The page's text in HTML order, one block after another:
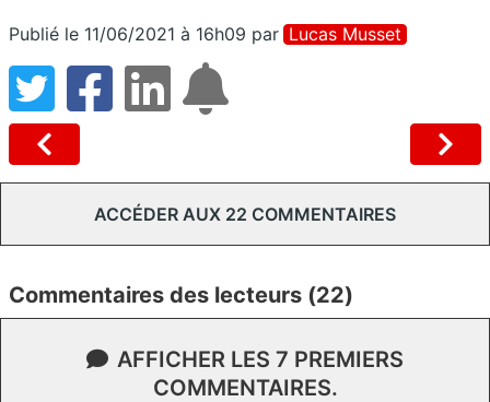
Publié le 11/06/2021 à 16h09 par Lucas Musset
ACCÉDER AUX 22 COMMENTAIRES
Commentaires des lecteurs (22)
AFFICHER LES 7 PREMIERS
COMMENTAIRES.